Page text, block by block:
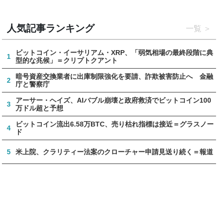
人気記事ランキング 一覧
1
ビットコイン・イーサリアム・XRP、「弱気相場の最終段階に典
型的な兆候」＝クリプトクアント
2
暗号資産交換業者に出庫制限強化を要請、詐欺被害防止へ 金融
庁と警察庁
3
アーサー・ヘイズ、AIバブル崩壊と政府救済でビットコイン100
万ドル超と予想
4
ビットコイン流出6.58万BTC、売り枯れ指標は接近＝グラスノー
ド
5 米上院、クラリティー法案のクローチャー申請見送り続く＝報道